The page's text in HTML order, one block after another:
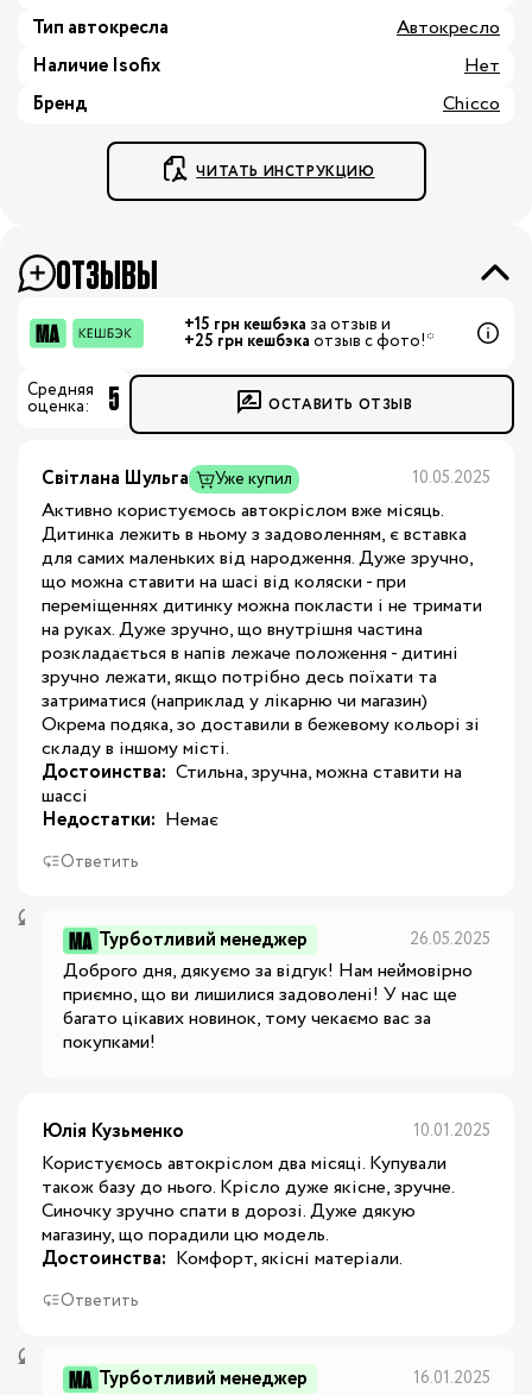
Тип автокресла
Автокресло
Наличие Isofix
Нет
Бренд
Chicco
ЧИТАТЬ ИНСТРУКЦИЮ
ОТЗЫВЫ
+15 грн кешбэка за отзыв и
+25 грн кешбэка отзыв с фото!*
Средняя
оценка: 5 ОСТАВИТЬ ОТЗЫВ
Світлана Шульга Уже купил 10.05.2025
Активно користуємось автокріслом вже місяць.
Дитинка лежить в ньому з задоволенням, є вставка
для самих маленьких від народження. Дуже зручно,
що можна ставити на шасі від коляски - при
переміщеннях дитинку можна покласти і не тримати
на руках. Дуже зручно, що внутрішня частина
розкладається в напів лежаче положення - дитині
зручно лежати, якщо потрібно десь поїхати та
затриматися (наприклад у лікарню чи магазин)
Окрема подяка, зо доставили в бежевому кольорі зі
складу в іншому місті.
Достоинства: Стильна, зручна, можна ставити на
шассі
Недостатки: Немає
Ответить
Турботливий менеджер 26.05.2025
Доброго дня, дякуємо за відгук! Нам неймовірно
приємно, що ви лишилися задоволені! У нас ще
багато цікавих новинок, тому чекаємо вас за
покупками!
Юлія Кузьменко 10.01.2025
Користуємось автокріслом два місяці. Купували
також базу до нього. Крісло дуже якісне, зручне.
Синочку зручно спати в дорозі. Дуже дякую
магазину, що порадили цю модель.
Достоинства: Комфорт, якісні матеріали.
Ответить
Турботливий менеджер 16.01.2025